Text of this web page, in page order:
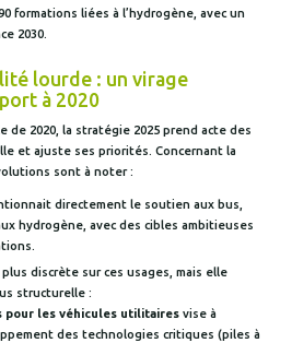
formations liées à l’hydrogène, avec un
2030.
lourde : un virage
à 2020
de 2020, la stratégie 2025 prend acte des
et ajuste ses priorités. Concernant la
sont à noter :
directement le soutien aux bus,
hydrogène, avec des cibles ambitieuses
discrète sur ces usages, mais elle
structurelle :
pour les véhicules utilitaires vise à
des technologies critiques (piles à